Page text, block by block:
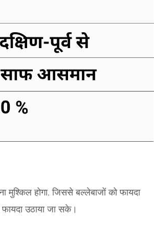
होगा, जिससे बल्लेबाजों को फायदा
उठाया जा सके।